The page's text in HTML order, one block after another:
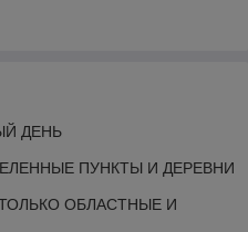
ДЕНЬ
ПУНКТЫ И ДЕРЕВНИ
ОБЛАСТНЫЕ И